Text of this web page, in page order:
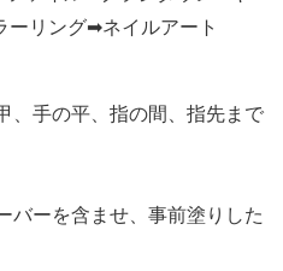
リング➡ネイルアート
、手の平、指の間、指先まで
バーを含ませ、事前塗りした